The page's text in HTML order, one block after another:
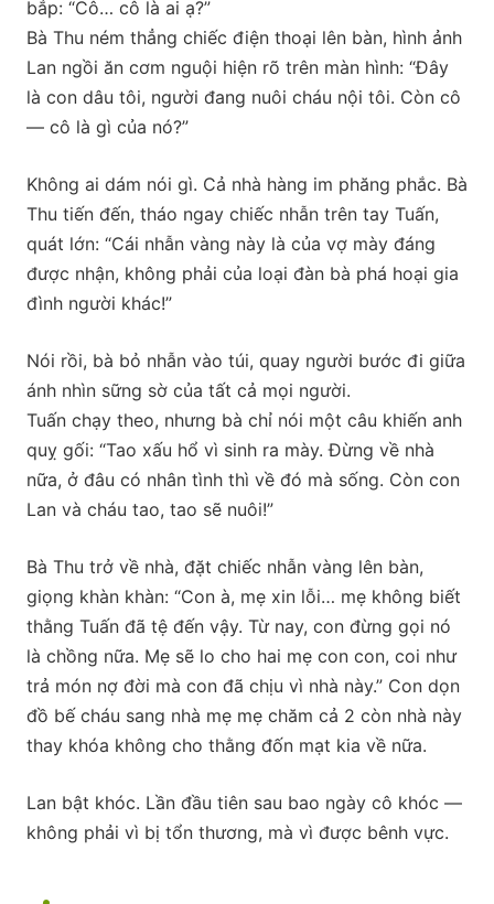
bắp: “Cô… cô là ai ạ?”
Bà Thu ném thẳng chiếc điện thoại lên bàn, hình ảnh
Lan ngồi ăn cơm nguội hiện rõ trên màn hình: “Đây
là con dâu tôi, người đang nuôi cháu nội tôi. Còn cô
— cô là gì của nó?”
Không ai dám nói gì. Cả nhà hàng im phăng phắc. Bà
Thu tiến đến, tháo ngay chiếc nhẫn trên tay Tuấn,
quát lớn: “Cái nhẫn vàng này là của vợ mày đáng
được nhận, không phải của loại đàn bà phá hoại gia
đình người khác!”
Nói rồi, bà bỏ nhẫn vào túi, quay người bước đi giữa
ánh nhìn sững sờ của tất cả mọi người.
Tuấn chạy theo, nhưng bà chỉ nói một câu khiến anh
quỵ gối: “Tao xấu hổ vì sinh ra mày. Đừng về nhà
nữa, ở đâu có nhân tình thì về đó mà sống. Còn con
Lan và cháu tao, tao sẽ nuôi!”
Bà Thu trở về nhà, đặt chiếc nhẫn vàng lên bàn,
giọng khàn khàn: “Con à, mẹ xin lỗi… mẹ không biết
thằng Tuấn đã tệ đến vậy. Từ nay, con đừng gọi nó
là chồng nữa. Mẹ sẽ lo cho hai mẹ con con, coi như
trả món nợ đời mà con đã chịu vì nhà này.” Con dọn
đồ bế cháu sang nhà mẹ mẹ chăm cả 2 còn nhà này
thay khóa không cho thằng đốn mạt kia về nữa.
Lan bật khóc. Lần đầu tiên sau bao ngày cô khóc —
không phải vì bị tổn thương, mà vì được bênh vực.